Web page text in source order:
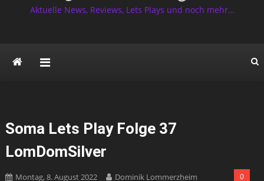
Aktuelle News, Reviews, Lets Plays und noch mehr…
Soma Lets Play Folge 37
LomDomSilver
Montag, 8. August 2022 Dominik Lommerzheim 0